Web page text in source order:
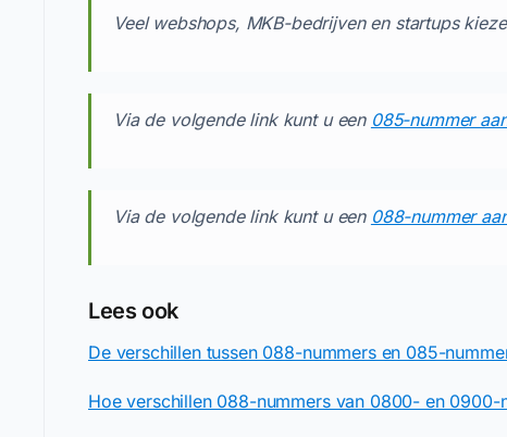
Veel webshops, MKB-bedrijven en startups
Via de volgende link kunt u een 085-nummer
Via de volgende link kunt u een 088-nummer
Lees ook
De verschillen tussen 088-nummers en 085-
Hoe verschillen 088-nummers van 0800- en 0900-